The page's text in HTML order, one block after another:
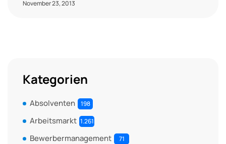
November 23, 2013
Kategorien
Absolventen 198
Arbeitsmarkt 1.261
Bewerbermanagement 71